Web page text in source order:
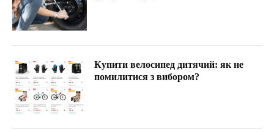
Купити велосипед дитячий: як не
помилитися з вибором?